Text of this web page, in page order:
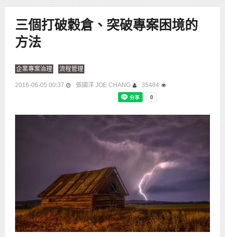
三個打破穀倉、突破專案困境的
方法
企業專案治理 流程管理
2016-06-05 00:37 張國洋 JOE CHANG 35484